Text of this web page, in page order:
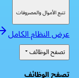
تتبع الأموال والمصروفات
عرض النظام الكامل
تصفح الوظائف
تصفح الوظائف